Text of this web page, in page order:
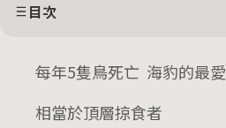
目次
每年5隻鳥死亡 海豹的最愛
相當於頂層掠食者